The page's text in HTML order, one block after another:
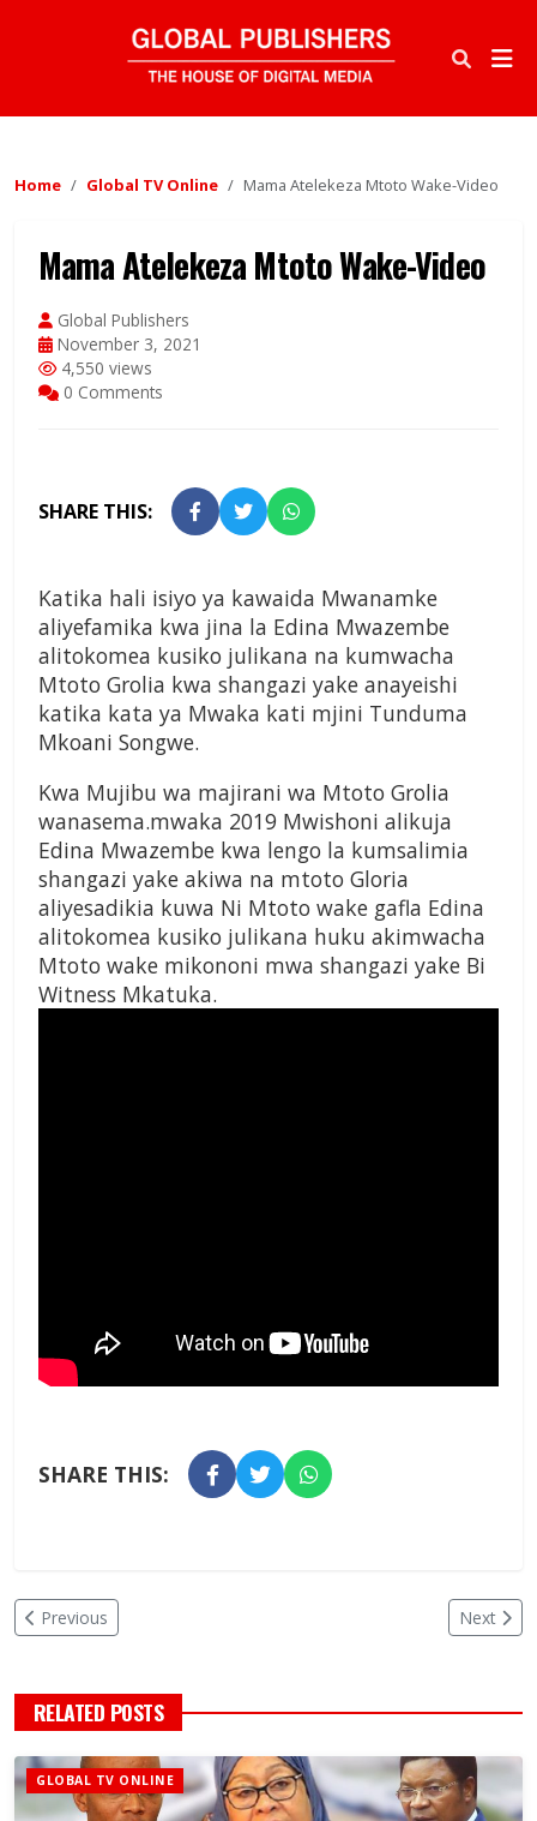
Home Global TV Online Mama Atelekeza Mtoto Wake-Video
Mama Atelekeza Mtoto Wake-Video
Global Publishers
November 3, 2021
4,550 views
0 Comments
SHARE THIS:
Katika hali isiyo ya kawaida Mwanamke
aliyefamika kwa jina la Edina Mwazembe
alitokomea kusiko julikana na kumwacha
Mtoto Grolia kwa shangazi yake anayeishi
katika kata ya Mwaka kati mjini Tunduma
Mkoani Songwe.
Kwa Mujibu wa majirani wa Mtoto Grolia
wanasema.mwaka 2019 Mwishoni alikuja
Edina Mwazembe kwa lengo la kumsalimia
shangazi yake akiwa na mtoto Gloria
aliyesadikia kuwa Ni Mtoto wake gafla Edina
alitokomea kusiko julikana huku akimwacha
Mtoto wake mikononi mwa shangazi yake Bi
Witness Mkatuka.
SHARE THIS:
Previous Next
RELATED POSTS
GLOBAL TV ONLINE